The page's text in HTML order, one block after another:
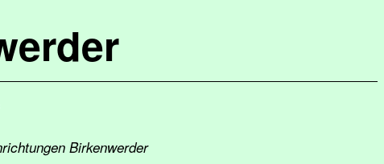
Birkenwerder